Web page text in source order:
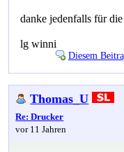
danke jedenfalls für
lg winni
Diesem
Thomas_U
Re: Drucker
vor 11 Jahren